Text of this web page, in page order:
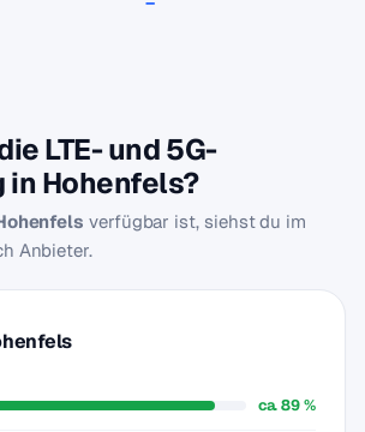
LTE- und 5G-
Hohenfels?
verfügbar ist, siehst du im
Anbieter.
ca. 89 %